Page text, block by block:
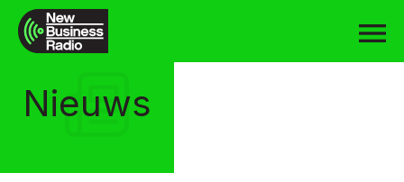
Nieuws